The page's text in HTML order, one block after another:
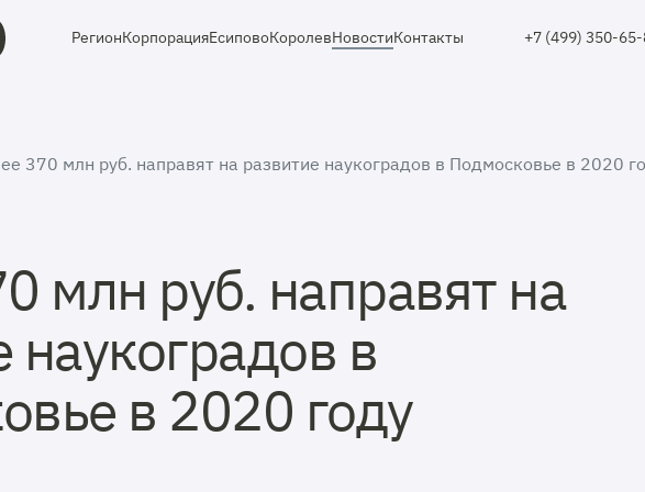
РегионКорпорацияЕсиповоКоролевНовостиКонтакты +7 (499) 350-
370 млн руб. направят на развитие наукоградов в Подмосковье в 2020
млн руб. направят на
наукоградов в
в 2020 году